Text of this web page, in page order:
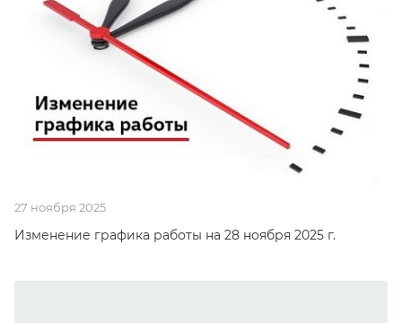
27 ноября 2025
Изменение графика работы на 28 ноября 2025 г.